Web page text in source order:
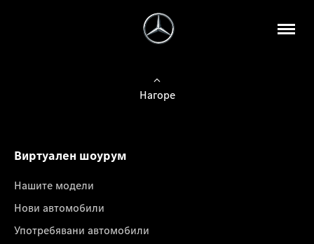
Нагоре
Виртуален шоурум
Нашите модели
Нови автомобили
Употребявани автомобили